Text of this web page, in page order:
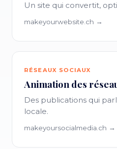
Un site qui convertit,
makeyourwebsite.ch →
RÉSEAUX SOCIAUX
Animation des
Des publications qui
locale.
makeyoursocialmedia.ch →